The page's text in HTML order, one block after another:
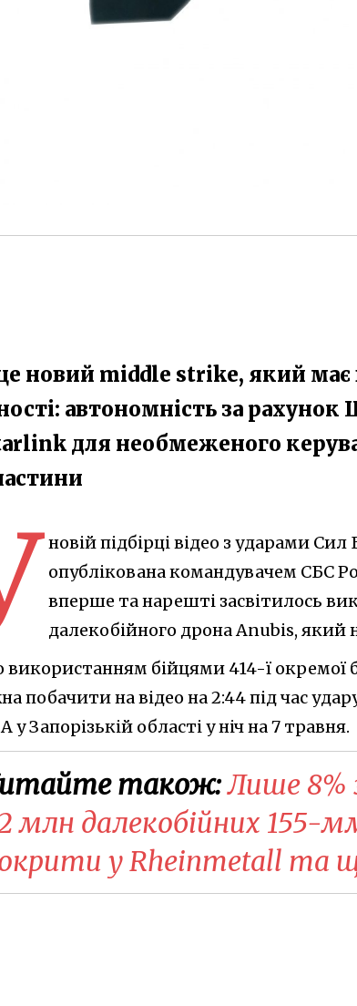
новий middle strike, який має
автономність за рахунок
для необмеженого
новій підбірці відео з ударами
опублікована командувачем СБС
вперше та нарешті засвітилось
далекобійного дрона Anubis,
використанням бійцями 414-ї
побачити на відео на 2:44 під час
у Запорізькій області у ніч на 7 травня.
також:Лише 8%
млн далекобійних 155-
у Rheinmetall та